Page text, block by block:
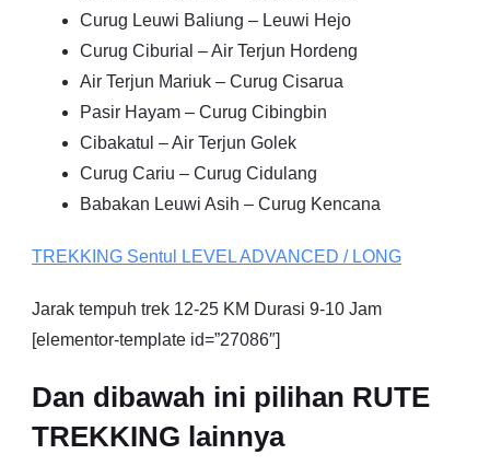
Curug Leuwi Baliung – Leuwi Hejo
Curug Ciburial – Air Terjun Hordeng
Air Terjun Mariuk – Curug Cisarua
Pasir Hayam – Curug Cibingbin
Cibakatul – Air Terjun Golek
Curug Cariu – Curug Cidulang
Babakan Leuwi Asih – Curug Kencana
TREKKING Sentul LEVEL ADVANCED / LONG
Jarak tempuh trek 12-25 KM Durasi 9-10 Jam
[elementor-template id=”27086″]
Dan dibawah ini pilihan RUTE
TREKKING lainnya